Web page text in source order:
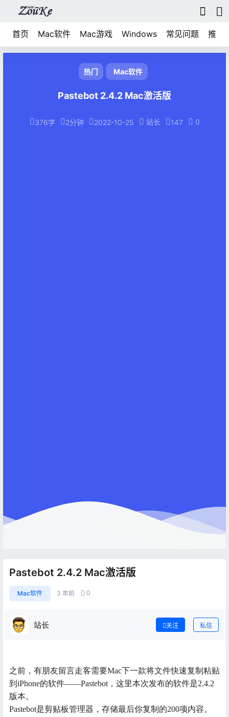
首页 Mac软件 Mac游戏 Windows 常见问题 推荐
热门 Mac软件
Pastebot 2.4.2 Mac激活版
376字 2分钟 2022-10-25 站长 147 0
Pastebot 2.4.2 Mac激活版
Mac软件 3 年前 0
站长 关注 私信
之前，有朋友留言走客需要Mac下一款将文件快速复制粘贴
到iPhone的软件——Pastebot，这里本次发布的软件是2.4.2
版本。
Pastebot是剪贴板管理器，存储最后你复制的200项内容。